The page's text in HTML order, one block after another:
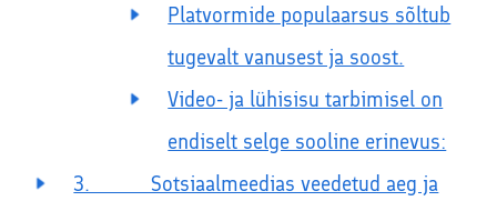
Platvormide populaarsus sõltub
tugevalt vanusest ja soost.
Video- ja lühisisu tarbimisel on
endiselt selge sooline erinevus:
3. Sotsiaalmeedias veedetud aeg ja